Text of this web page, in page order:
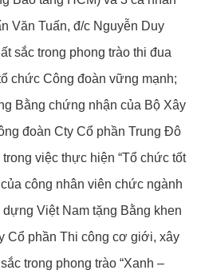
Văn Tuấn, đ/c Nguyễn Duy
sắc trong phong trào thi đua
chức Công đoàn vững mạnh;
Bằng chứng nhận của Bộ Xây
đoàn Cty Cổ phần Trung Đô
việc thực hiện “Tổ chức tốt
công nhân viên chức ngành
Việt Nam tặng Bằng khen
Cổ phần Thi công cơ giới, xây
trong phong trào “Xanh –